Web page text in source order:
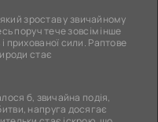
який зростав у звичайному
поруч тече зовсім інше
прихованої сили. Раптове
стає
б, звичайна подія,
напруга досягає